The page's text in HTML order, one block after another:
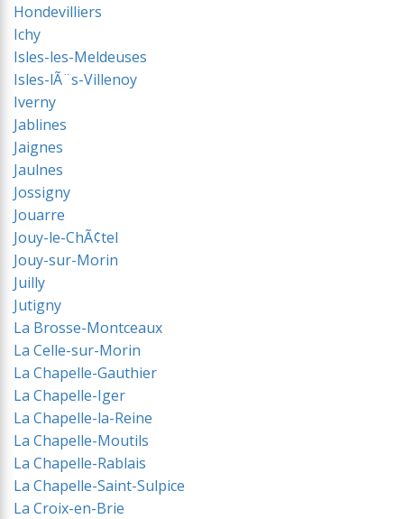
Hondevilliers
Ichy
Isles-les-Meldeuses
Isles-lÃ¨s-Villenoy
Iverny
Jablines
Jaignes
Jaulnes
Jossigny
Jouarre
Jouy-le-ChÃ¢tel
Jouy-sur-Morin
Juilly
Jutigny
La Brosse-Montceaux
La Celle-sur-Morin
La Chapelle-Gauthier
La Chapelle-Iger
La Chapelle-la-Reine
La Chapelle-Moutils
La Chapelle-Rablais
La Chapelle-Saint-Sulpice
La Croix-en-Brie